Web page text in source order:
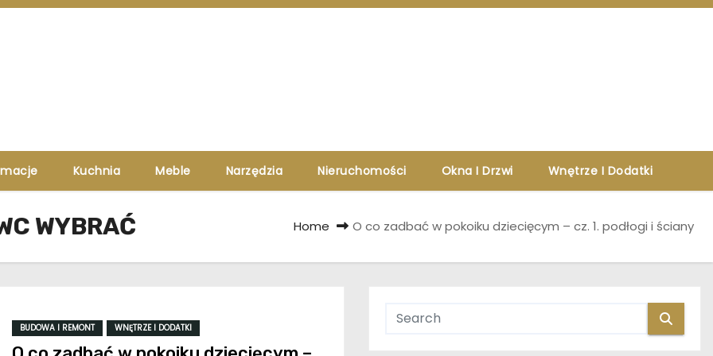
Kuchnia Meble Narzędzia Nieruchomości Okna I Drzwi Wnętrze I Dodatki
WYBRAĆ Home O co zadbać w pokoiku dziecięcym – cz. 1. podłogi i ściany
BUDOWA I REMONT WNĘTRZE I DODATKI